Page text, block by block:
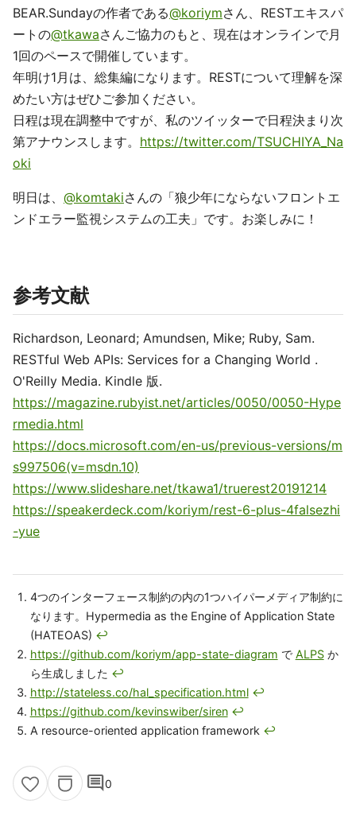
BEAR.Sundayの作者である@koriymさん、RESTエキスパ
ートの@tkawaさんご協力のもと、現在はオンラインで月
1回のペースで開催しています。
年明け1月は、総集編になります。RESTについて理解を深
めたい方はぜひご参加ください。
日程は現在調整中ですが、私のツイッターで日程決まり次
第アナウンスします。 https://twitter.com/TSUCHIYA_Na
oki
明日は、 @komtakiさんの「狼少年にならないフロントエ
ンドエラー監視システムの工夫」です。お楽しみに！
参考文献
Richardson, Leonard; Amundsen, Mike; Ruby, Sam.
RESTful Web APIs: Services for a Changing World .
O'Reilly Media. Kindle 版.
https://magazine.rubyist.net/articles/0050/0050-Hype
rmedia.html
https://docs.microsoft.com/en-us/previous-versions/m
s997506(v=msdn.10)
https://www.slideshare.net/tkawa1/truerest20191214
https://speakerdeck.com/koriym/rest-6-plus-4falsezhi
-yue
4つのインターフェース制約の内の1つハイパーメディア制約に
なります。Hypermedia as the Engine of Application State
(HATEOAS) ↩
https://github.com/koriym/app-state-diagram で ALPSか
ら生成しました ↩
http://stateless.co/hal_specification.html ↩
https://github.com/kevinswiber/siren ↩
A resource-oriented application framework ↩
comment0